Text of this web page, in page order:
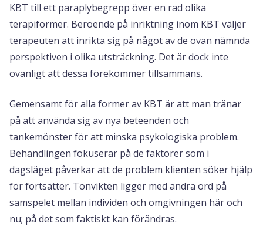
KBT till ett paraplybegrepp över en rad olika
terapiformer. Beroende på inriktning inom KBT väljer
terapeuten att inrikta sig på något av de ovan nämnda
perspektiven i olika utsträckning. Det är dock inte
ovanligt att dessa förekommer tillsammans.
Gemensamt för alla former av KBT är att man tränar
på att använda sig av nya beteenden och
tankemönster för att minska psykologiska problem.
Behandlingen fokuserar på de faktorer som i
dagsläget påverkar att de problem klienten söker hjälp
för fortsätter. Tonvikten ligger med andra ord på
samspelet mellan individen och omgivningen här och
nu; på det som faktiskt kan förändras.